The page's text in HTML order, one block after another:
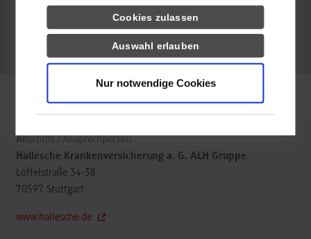
Cookies zulassen
Auswahl erlauben
Nur notwendige Cookies
Informatik
Hallesche Krankenversicherung a. G. ALH Gruppe
Löffelstraße 34-38
70597 Stuttgart
www.hallesche.de